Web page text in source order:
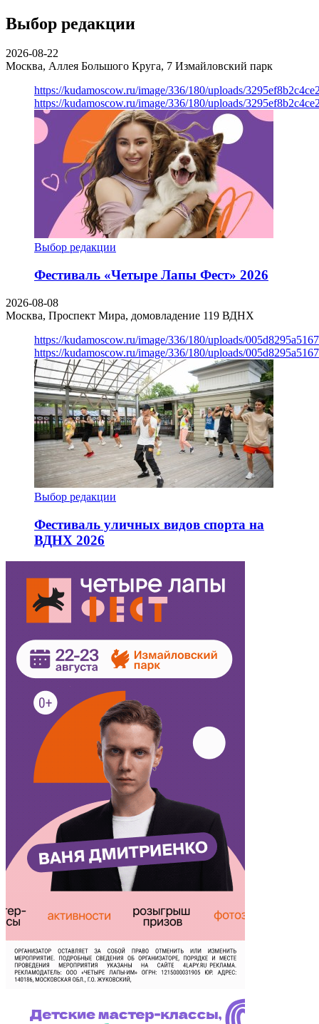
Выбор редакции
2026-08-22
Москва, Аллея Большого Круга, 7 Измайловский парк
https://kudamoscow.ru/image/336/180/uploads/
https://kudamoscow.ru/image/336/180/uploads/
Выбор редакции
Фестиваль «Четыре Лапы Фест» 2026
2026-08-08
Москва, Проспект Мира, домовладение 119 ВДНХ
https://kudamoscow.ru/image/336/180/uploads/
https://kudamoscow.ru/image/336/180/uploads/
Выбор редакции
Фестиваль уличных видов спорта на
ВДНХ 2026